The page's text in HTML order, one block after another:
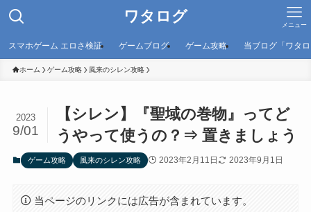
ワタログ メニュー
スマホゲーム エロさ検証 ゲームブログ ゲーム攻略 当ブログ「ワタ
ホーム ゲーム攻略 風来のシレン攻略
【シレン】『聖域の巻物』ってど
うやって使うの？⇒ 置きましょう
2023
9/01
ゲーム攻略 風来のシレン攻略 2023年2月11日 2023年9月1日
当ページのリンクには広告が含まれています。